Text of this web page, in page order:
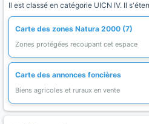
Il est classé en catégorie UICN IV. Il
Carte des zones Natura 2000 (7)
Zones protégées recoupant cet espace
Carte des annonces foncières
Biens agricoles et ruraux en vente